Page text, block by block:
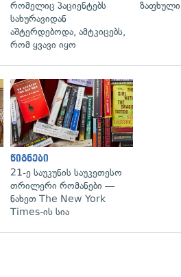
რომელიც პაციენტებს
სახურავიდან
აშტერდებოდა, ამტკიცებს,
რომ ყვავი იყო
წიგნები
21-ე საუკუნის საუკეთესო
თრილერი რომანები —
ნახეთ The New York
Times-ის სია